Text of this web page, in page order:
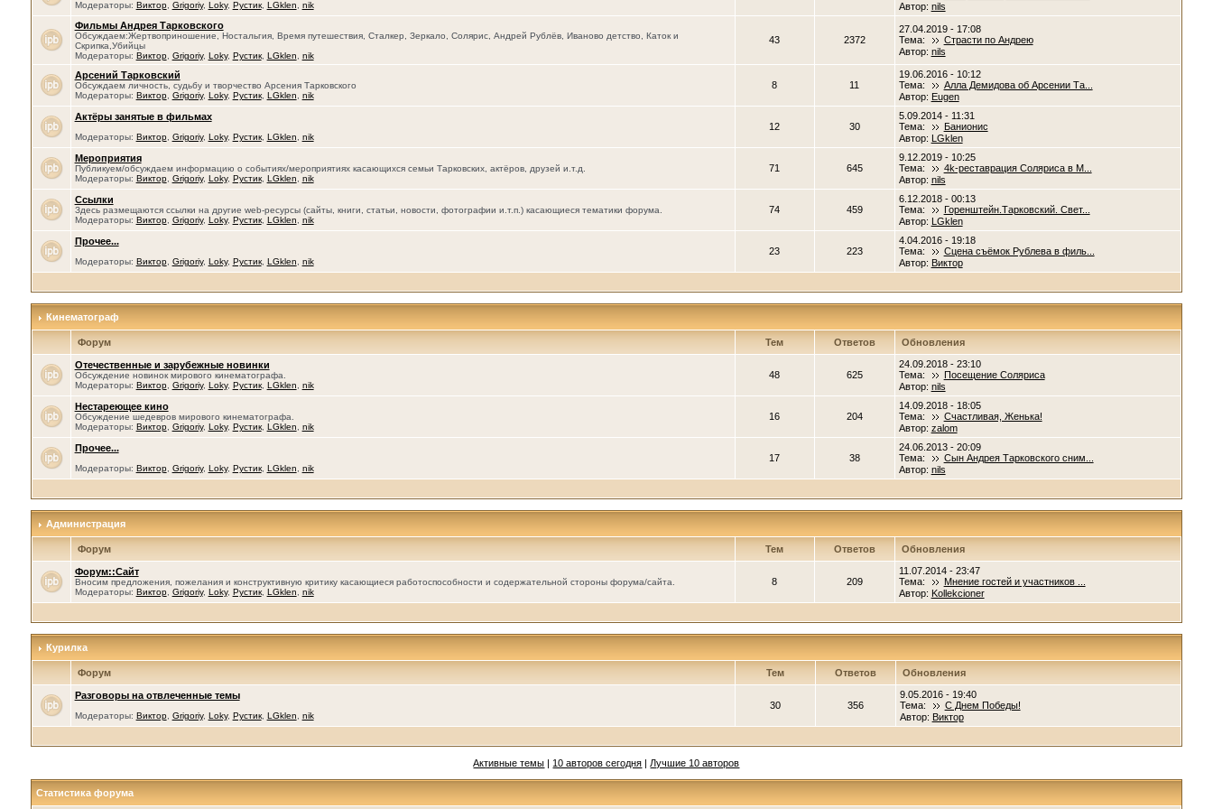
Модераторы: Виктор, Grigoriy, Loky, Рустик, LGklen nik
Автор: nils
Фильмы Андрея Тарковского
Обсуждаем:Жертвоприношение, Ностальгия, Время путешествия, Сталкер, Зеркало, Солярис, Андрей Рублёв, Иваново детство, Каток и
Скрипка,Убийцы
Модераторы: Виктор, Grigoriy, Loky, Рустик, LGklen nik
43 2372
27.04.2019 - 17:08
Тема:
Страсти по Андрею
Автор: nils
Арсений Тарковский
Обсуждаем личность, судьбу и творчество Арсения Тарковского
Модераторы: Виктор, Grigoriy, Loky, Рустик, LGklen nik
8 11
19.06.2016 - 10:12
Тема:
Алла Демидова об Арсении Та...
Автор: Eugen
Актёры занятые в фильмах
Модераторы: Виктор, Grigoriy, Loky, Рустик, LGklen nik
12 30
5.09.2014 - 11:31
Тема:
Банионис
Автор: LGklen
Мероприятия
Публикуем/обсуждаем информацию о событиях/мероприятиях касающихся семьи Тарковских, актёров, друзей и.т.д.
Модераторы: Виктор, Grigoriy, Loky, Рустик, LGklen nik
71 645
9.12.2019 - 10:25
Тема:
4k-реставрация Соляриса в М...
Автор: nils
Ссылки
Здесь размещаются ссылки на другие web-ресурсы (сайты, книги, статьи, новости, фотографии и.т.п.) касающиеся тематики форума.
Модераторы: Виктор, Grigoriy, Loky, Рустик, LGklen nik
74 459
6.12.2018 - 00:13
Тема:
Горенштейн.Тарковский. Свет...
Автор: LGklen
Прочее...
Модераторы: Виктор, Grigoriy, Loky, Рустик, LGklen nik
23 223
4.04.2016 - 19:18
Тема:
Сцена съёмок Рублева в филь...
Автор: Виктор
Кинематограф
Форум Тем Ответов Обновления
Отечественные и зарубежные новинки
Обсуждение новинок мирового кинематографа.
Модераторы: Виктор, Grigoriy, Loky, Рустик, LGklen nik
48 625
24.09.2018 - 23:10
Тема:
Посещение Соляриса
Автор: nils
Нестареющее кино
Обсуждение шедевров мирового кинематографа.
Модераторы: Виктор, Grigoriy, Loky, Рустик, LGklen nik
16 204
14.09.2018 - 18:05
Тема:
Счастливая, Женька!
Автор: zalom
Прочее...
Модераторы: Виктор, Grigoriy, Loky, Рустик, LGklen nik
17 38
24.06.2013 - 20:09
Тема:
Сын Андрея Тарковского сним...
Автор: nils
Администрация
Форум Тем Ответов Обновления
Форум::Сайт
Вносим предложения, пожелания и конструктивную критику касающиеся работоспособности и содержательной стороны форума/сайта.
Модераторы: Виктор, Grigoriy, Loky, Рустик, LGklen nik
8 209
11.07.2014 - 23:47
Тема:
Мнение гостей и участников ...
Автор: Kollekcioner
Курилка
Форум Тем Ответов Обновления
Разговоры на отвлеченные темы
Модераторы: Виктор, Grigoriy, Loky, Рустик, LGklen nik
30 356
9.05.2016 - 19:40
Тема:
С Днем Победы!
Автор: Виктор
Активные темы | 10 авторов сегодня | Лучшие 10 авторов
Статистика форума